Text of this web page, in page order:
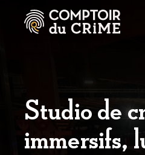
Studio de
immersifs,